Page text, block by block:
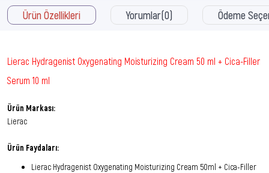
Ürün Özellikleri Yorumlar(0) Ödeme
Lierac Hydragenist Oxygenating Moisturizing Cream 50 ml + Cica-Filler
Serum 10 ml
Ürün Markası:
Lierac
Ürün Faydaları:
Lierac Hydragenist Oxygenating Moisturizing Cream 50ml + Cica-Filler